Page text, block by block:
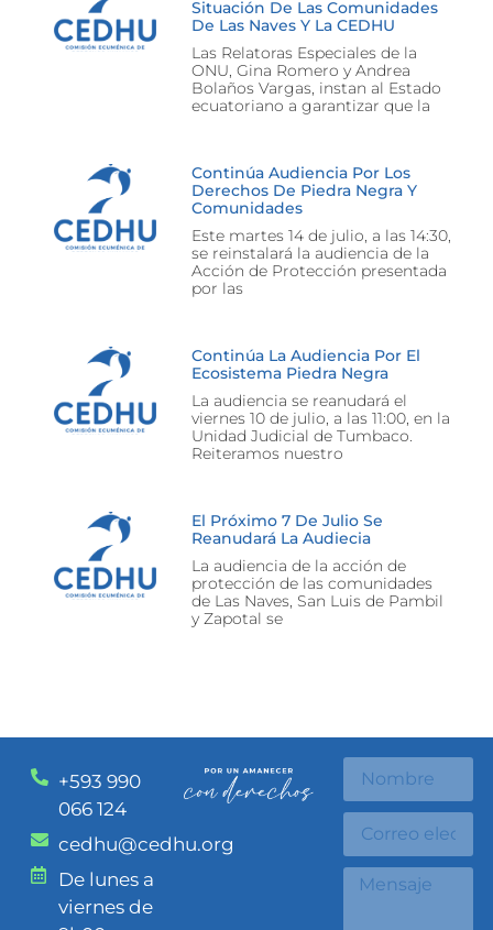
Situación De Las Comunidades
De Las Naves Y La CEDHU
Las Relatoras Especiales de la
ONU, Gina Romero y Andrea
Bolaños Vargas, instan al Estado
ecuatoriano a garantizar que la
Continúa Audiencia Por Los
Derechos De Piedra Negra Y
Comunidades
Este martes 14 de julio, a las 14:30,
se reinstalará la audiencia de la
Acción de Protección presentada
por las
Continúa La Audiencia Por El
Ecosistema Piedra Negra
La audiencia se reanudará el
viernes 10 de julio, a las 11:00, en la
Unidad Judicial de Tumbaco.
Reiteramos nuestro
El Próximo 7 De Julio Se
Reanudará La Audiecia
La audiencia de la acción de
protección de las comunidades
de Las Naves, San Luis de Pambil
y Zapotal se
+593 990
066 124
cedhu@cedhu.org
De lunes a
viernes de